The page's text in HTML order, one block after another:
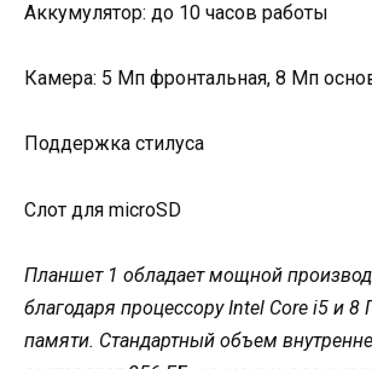
Аккумулятор: до 10 часов работы
Камера: 5 Мп фронтальная, 8 Мп
Поддержка стилуса
Слот для microSD
Планшет 1 обладает мощной
благодаря процессору Intel Core i5 и 8
памяти. Стандартный объем